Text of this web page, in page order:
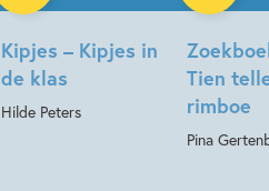
Kipjes – Kipjes in
de klas
Hilde Peters
Tien
rimboe
Pina